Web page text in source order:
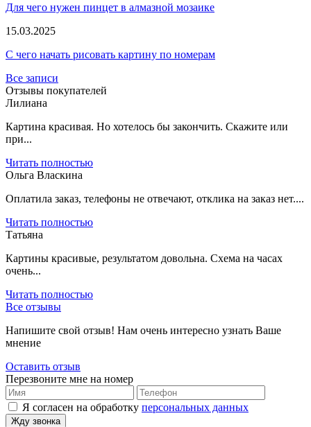
Для чего нужен пинцет в алмазной мозаике
15.03.2025
С чего начать рисовать картину по номерам
Все записи
Отзывы покупателей
Лилиана
Картина красивая. Но хотелось бы закончить. Скажите или
при...
Читать полностью
Ольга Власкина
Оплатила заказ, телефоны не отвечают, отклика на заказ нет....
Читать полностью
Татьяна
Картины красивые, результатом довольна. Схема на часах
очень...
Читать полностью
Все отзывы
Напишите свой отзыв! Нам очень интересно узнать Ваше
мнение
Оставить отзыв
Перезвоните мне на номер
Я согласен на обработку персональных данных
Жду звонка